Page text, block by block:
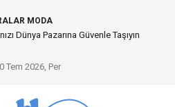
MODA
Dünya Pazarına Güvenle Taşıyın
Tem 2026, Per